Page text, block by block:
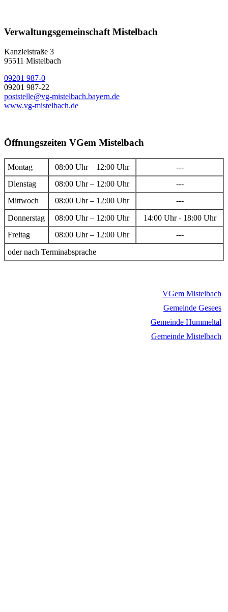
Verwaltungsgemeinschaft Mistelbach
Kanzleistraße 3
95511 Mistelbach
09201 987-0
09201 987-22
poststelle@vg-mistelbach.bayern.de
www.vg-mistelbach.de
Öffnungszeiten VGem Mistelbach
Montag 08:00 Uhr – 12:00 Uhr
---
Dienstag
08:00 Uhr – 12:00 Uhr
---
Mittwoch
08:00 Uhr – 12:00 Uhr
---
Donnerstag
08:00 Uhr – 12:00 Uhr
14:00 Uhr - 18:00 Uhr
Freitag
08:00 Uhr – 12:00 Uhr
---
oder nach Terminabsprache
VGem Mistelbach
Gemeinde Gesees
Gemeinde Hummeltal
Gemeinde Mistelbach